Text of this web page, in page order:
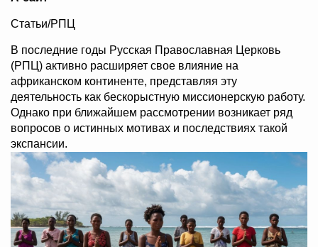
Статьи/РПЦ
В последние годы Русская Православная Церковь
(РПЦ) активно расширяет свое влияние на
африканском континенте, представляя эту
деятельность как бескорыстную миссионерскую работу.
Однако при ближайшем рассмотрении возникает ряд
вопросов о истинных мотивах и последствиях такой
экспансии.